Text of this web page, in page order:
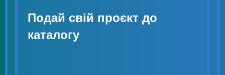
Подай свій проєкт до
каталогу